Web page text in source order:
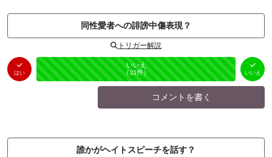
同性愛者への誹謗中傷表現？
トリガー解説
はい
はい
（0件）
未投票
いいえ
（21件） いいえ
コメントを書く
誰かがヘイトスピーチを話す？